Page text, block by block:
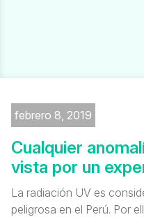
febrero 8, 2019
Cualquier
vista por un
La radiación UV es
peligrosa en el Perú. Por